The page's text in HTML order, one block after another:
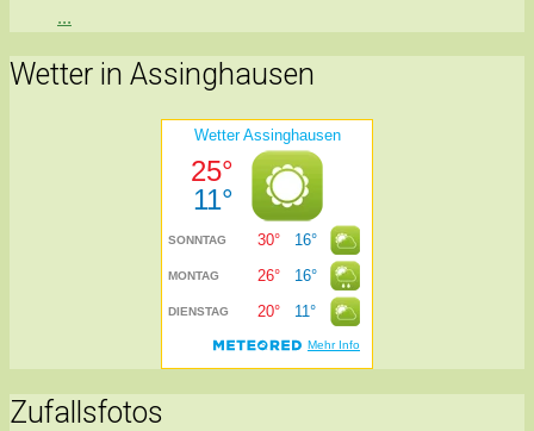
...
Wetter in Assinghausen
Zufallsfotos